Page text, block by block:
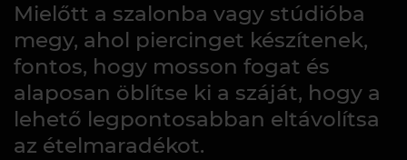
Mielőtt a szalonba vagy stúdióba
megy, ahol piercinget készítenek,
fontos, hogy mosson fogat és
alaposan öblítse ki a száját, hogy a
lehető legpontosabban eltávolítsa
az ételmaradékot.